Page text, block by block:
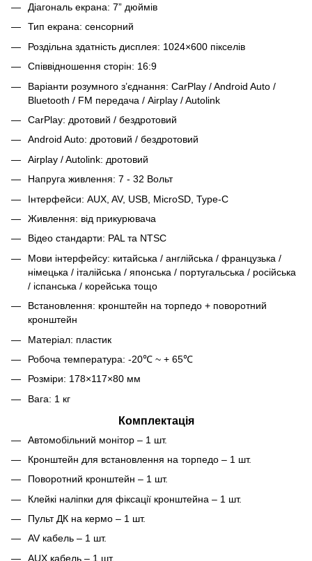
Діагональ екрана: 7” дюймів
Тип екрана: сенсорний
Роздільна здатність дисплея: 1024×600 пікселів
Співвідношення сторін: 16:9
Варіанти розумного з’єднання: CarPlay / Android Auto /
Bluetooth / FM передача / Airplay / Autolink
CarPlay: дротовий / бездротовий
Android Auto: дротовий / бездротовий
Airplay / Autolink: дротовий
Напруга живлення: 7 - 32 Вольт
Інтерфейси: AUX, AV, USB, MicroSD, Type-C
Живлення: від прикурювача
Відео стандарти: PAL та NTSC
Мови інтерфейсу: китайська / англійська / французька /
німецька / італійська / японська / португальська / російська
/ іспанська / корейська тощо
Встановлення: кронштейн на торпедо + поворотний
кронштейн
Матеріал: пластик
Робоча температура: -20℃ ~ + 65℃
Розміри: 178×117×80 мм
Вага: 1 кг
Комплектація
Автомобільний монітор – 1 шт.
Кронштейн для встановлення на торпедо – 1 шт.
Поворотний кронштейн – 1 шт.
Клейкі наліпки для фіксації кронштейна – 1 шт.
Пульт ДК на кермо – 1 шт.
AV кабель – 1 шт.
AUX кабель – 1 шт.